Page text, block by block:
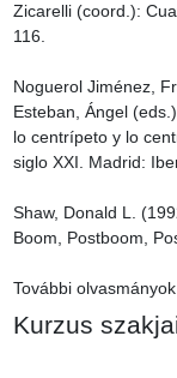
Zicarelli (coord.):
116.
Noguerol Jiménez,
Esteban, Ángel
lo centrípeto y lo
siglo XXI. Madrid:
Shaw, Donald L.
Boom, Postboom,
További
Kurzus